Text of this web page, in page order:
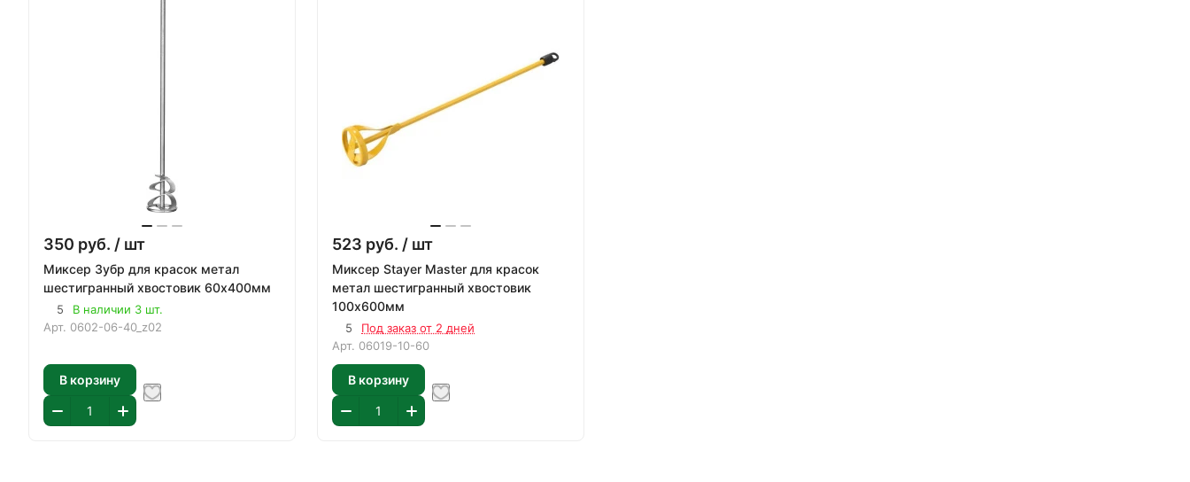
350 руб. / шт
Миксер Зубр для красок метал
шестигранный хвостовик 60х400мм
5
В наличии 3 шт.
Арт. 0602-06-40_z02
В корзину
523 руб. / шт
Миксер Stayer Master для красок
метал шестигранный хвостовик
100х600мм
5
Под заказ от 2 дней
Арт. 06019-10-60
В корзину